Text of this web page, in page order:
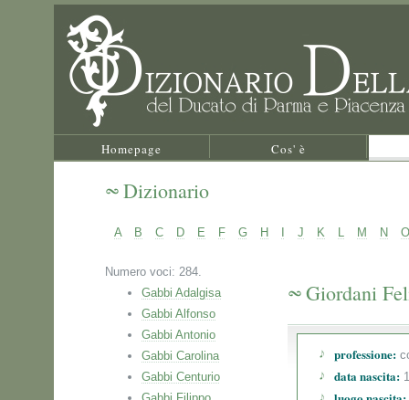
Homepage Cos' è
Dizionario
A B C D E F G H J K L M N O
Numero voci: 284.
Gabbi Adalgisa
Gabbi Alfonso
Gabbi Antonio
Gabbi Carolina
Gabbi Centurio
Giordani
professione:
data nascita: